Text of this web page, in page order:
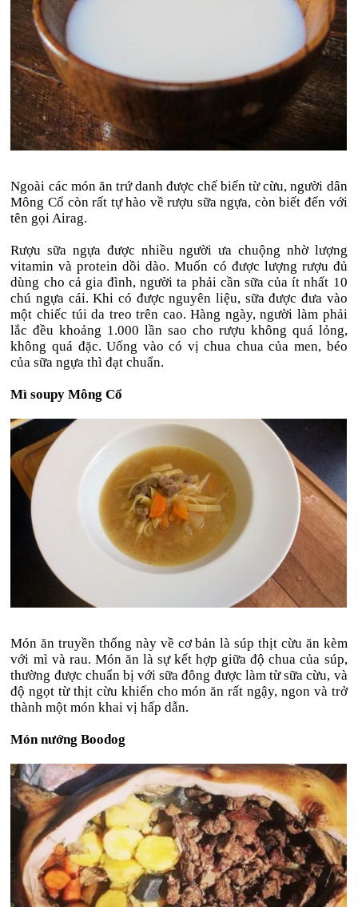
Ngoài các món ăn trứ danh được chế biến từ cừu, người dân
Mông Cổ còn rất tự hào về rượu sữa ngựa, còn biết đến với
tên gọi Airag.
Rượu sữa ngựa được nhiều người ưa chuộng nhờ lượng
vitamin và protein dồi dào. Muốn có được lượng rượu đủ
dùng cho cả gia đình, người ta phải cần sữa của ít nhất 10
chú ngựa cái. Khi có được nguyên liệu, sữa được đưa vào
một chiếc túi da treo trên cao. Hàng ngày, người làm phải
lắc đều khoảng 1.000 lần sao cho rượu không quá lỏng,
không quá đặc. Uống vào có vị chua chua của men, béo
của sữa ngựa thì đạt chuẩn.
Mì soupy Mông Cổ
Món ăn truyền thống này về cơ bản là súp thịt cừu ăn kèm
với mì và rau. Món ăn là sự kết hợp giữa độ chua của súp,
thường được chuẩn bị với sữa đông được làm từ sữa cừu, và
độ ngọt từ thịt cừu khiến cho món ăn rất ngậy, ngon và trở
thành một món khai vị hấp dẫn.
Món nướng Boodog